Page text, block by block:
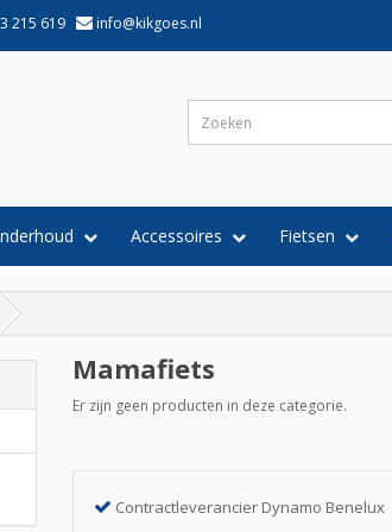
215 619 info@kikgoes.nl
Accessoires Fietsen
Mamafiets
Er zijn geen producten in deze categorie.
Contractleverancier Dynamo Benelux